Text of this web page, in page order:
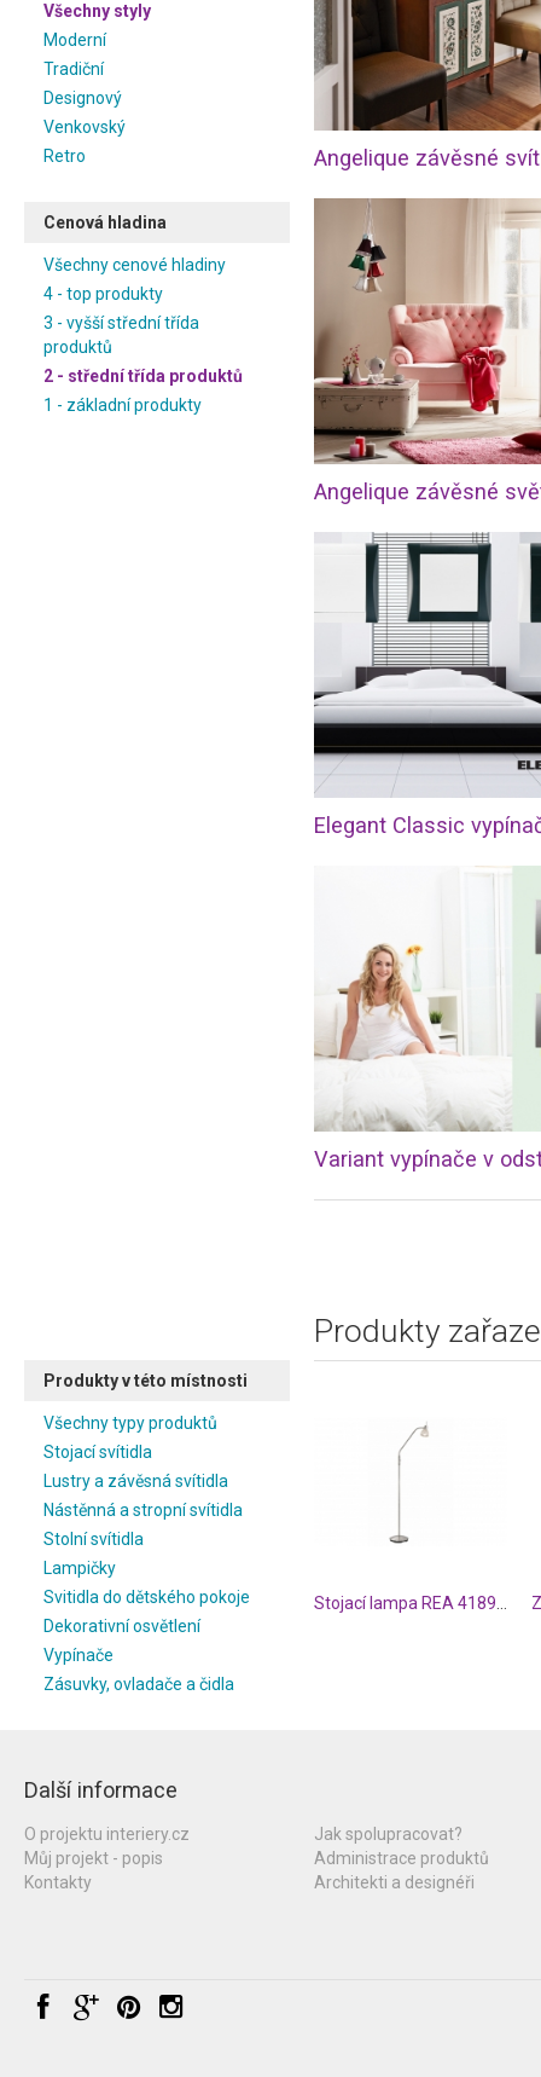
Všechny styly
Moderní
Tradiční
Designový
Venkovský
Retro
Cenová hladina
Všechny cenové hladiny
4 - top produkty
3 - vyšší střední třída
produktů
2 - střední třída produktů
1 - základní produkty
Angelique závěsné
Angelique závěsné
Produkty v této místnosti
Všechny typy produktů
Stojací svítidla
Lustry a závěsná svítidla
Nástěnná a stropní svítidla
Stolní svítidla
Lampičky
Svitidla do dětského pokoje
Dekorativní osvětlení
Vypínače
Zásuvky, ovladače a čidla
Produkty
Další informace
O projektu interiery.cz
Můj projekt - popis
Kontakty
Jak spolupracovat?
Administrace produktů
Architekti a designéři